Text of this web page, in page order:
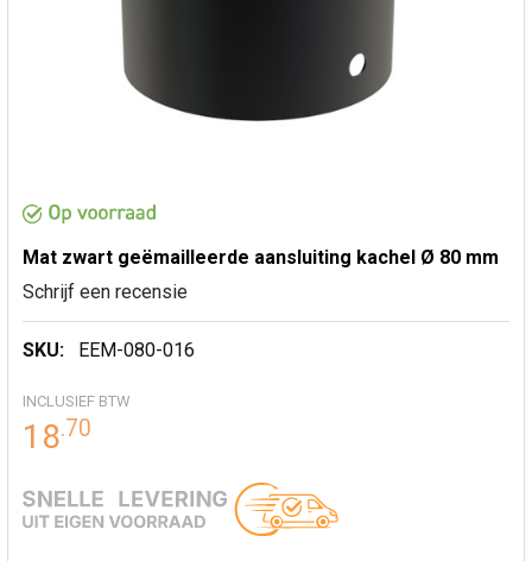
Mat zwart geëmailleerde aansluiting kachel Ø 80 mm
Schrijf een recensie
SKU: EEM-080-016
INCLUSIEF BTW
18.70